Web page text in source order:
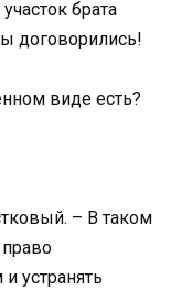
брата
договорились!
виде есть?
– В таком
устранять